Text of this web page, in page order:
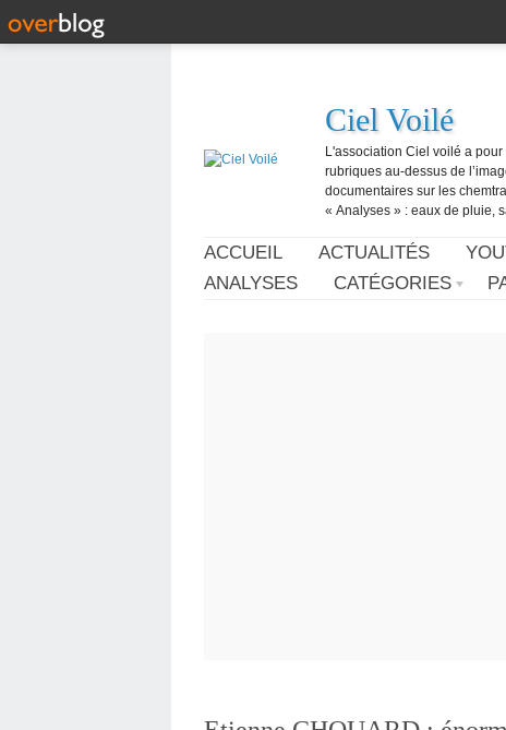
Ciel Voilé
L'association Ciel voilé a
rubriques au-dessus de
documentaires sur les
« Analyses » : eaux de pluie,
ACCUEIL ACTUALITÉS
ANALYSES
CATÉGORIES